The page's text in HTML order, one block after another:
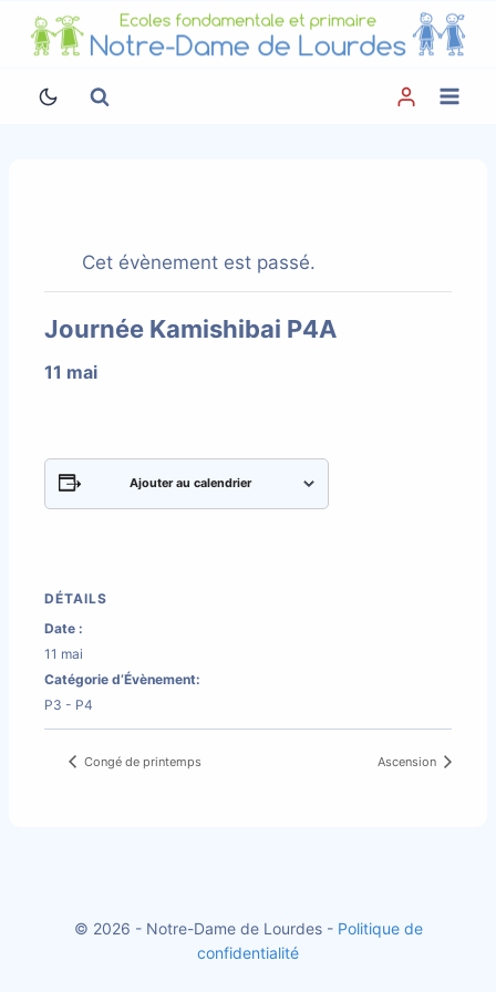
Aller
Cet évènement est passé.
Journée Kamishibai P4A
11 mai
Ajouter au calendrier
DÉTAILS
Date :
11 mai
Catégorie d’Évènement:
P3 - P4
Congé de printemps Ascension
© 2026 - Notre-Dame de Lourdes - Politique de
confidentialité